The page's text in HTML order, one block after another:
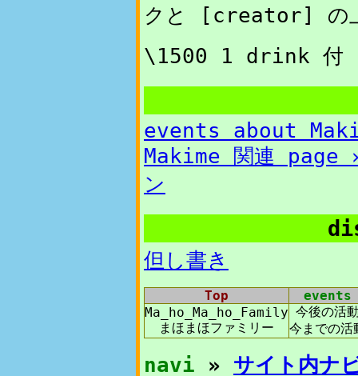
クと [creator] の
\1500 1 drink 付
events about
Makime 関連 page
ン
但し書き
Top
events
Ma_ho_Ma_ho_Family
まほまほファミリー
今後の活
今までの活
navi » サイト内ナ